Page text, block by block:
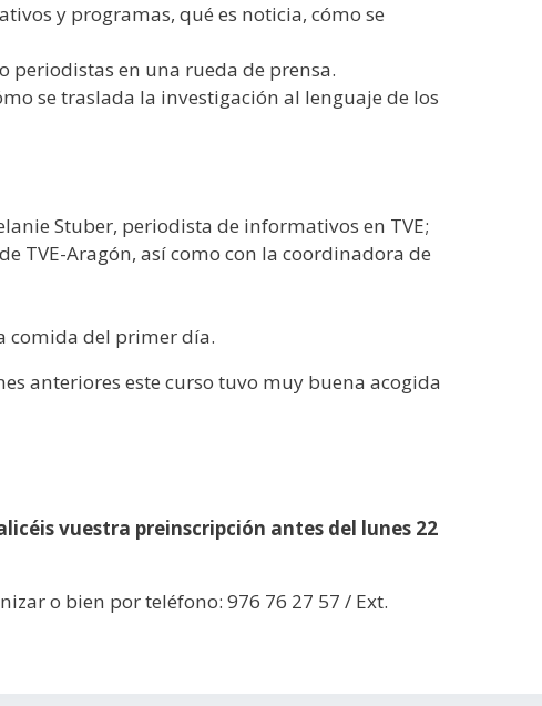
y programas, qué es noticia, cómo se
periodistas en una rueda de prensa.
se traslada la investigación al lenguaje de los
Stuber, periodista de informativos en TVE;
TVE-Aragón, así como con la coordinadora de
comida del primer día.
anteriores este curso tuvo muy buena acogida
vuestra preinscripción antes del lunes 22
o bien por teléfono: 976 76 27 57 / Ext.